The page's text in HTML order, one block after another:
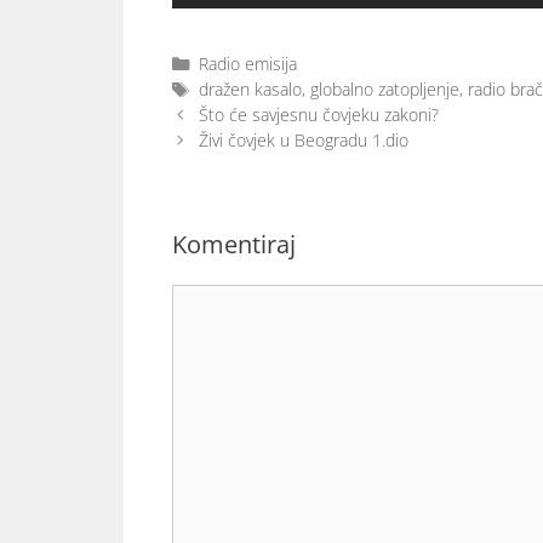
Radio emisija
dražen kasalo, globalno zatopljenje, radio brač
Što će savjesnu čovjeku zakoni?
Živi čovjek u Beogradu 1.dio
Komentiraj